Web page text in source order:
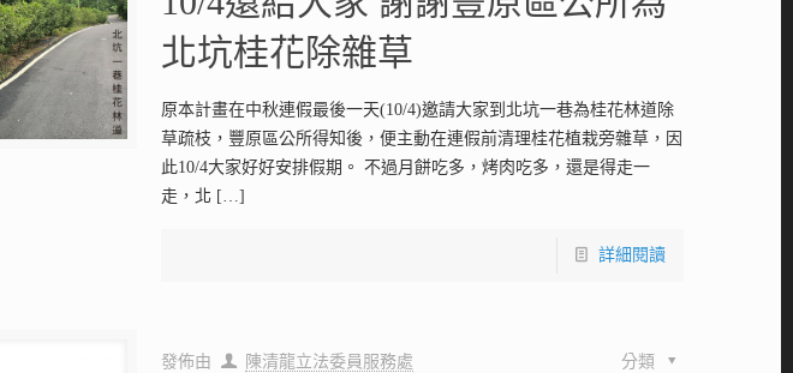
北坑桂花除雜草
原本計畫在中秋連假最後一天(10/4)邀請大家到北坑一巷為桂花林道除
草疏枝，豐原區公所得知後，便主動在連假前清理桂花植栽旁雜草，因
此10/4大家好好安排假期。 不過月餅吃多，烤肉吃多，還是得走一
走，北 […]
詳細閱讀
發佈由 陳清龍立法委員服務處 分類